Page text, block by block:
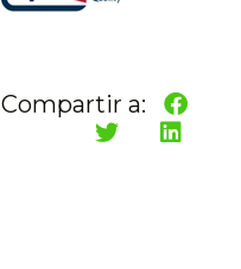
Compartir a: